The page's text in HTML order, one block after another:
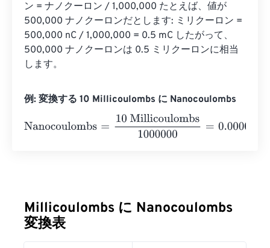
ン = ナノクーロン / 1,000,000 たとえば、値が
500,000 ナノクーロンだとします: ミリクーロン =
500,000 nC / 1,000,000 = 0.5 mC したがって、
500,000 ナノクーロンは 0.5 ミリクーロンに相当
します。
例: 変換する 10 Millicoulombs に Nanocoulombs
Nanocoulombs
10 Millicoulombs1000000 0.00001
Millicoulombs に Nanocoulombs
変換表